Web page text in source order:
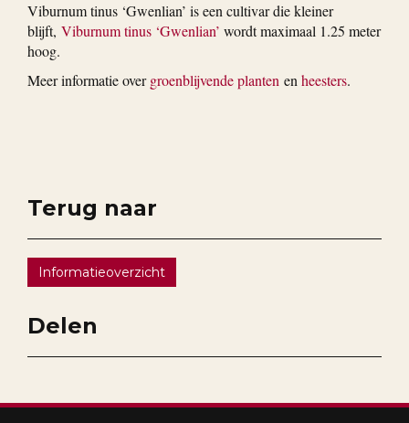
Viburnum tinus ‘Gwenlian’ is een cultivar die kleiner
blijft, Viburnum tinus ‘Gwenlian’ wordt maximaal 1.25 meter
hoog.
Meer informatie overgroenblijvende planten en heesters.
Terug naar
Informatieoverzicht
Delen